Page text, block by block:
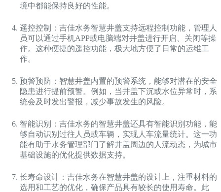
境中都能保持良好的性能。
遥控控制：吉佳水务智慧井盖支持远程控制功能，管理人
员可以通过手机APP或电脑端对井盖进行开启、关闭等操
作。这种便捷的遥控功能，极大地方便了日常的运维工
作。
预警预防：智慧井盖内置的预警系统，能够对潜在的安全
隐患进行提前预警。例如，当井盖下沉或水位异常时，系
统会及时发出警报，减少事故发生的风险。
智能识别：吉佳水务的智慧井盖还具有智能识别功能，能
够自动识别过往人员或车辆，实现人车流量统计。这一功
能有助于水务管理部门了解井盖周边的人流动态，为城市
基础设施的优化提供数据支持。
长寿命设计：吉佳水务在智慧井盖的设计上，注重材料的
选用和工艺的优化，确保产品具有较长的使用寿命。此